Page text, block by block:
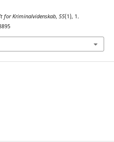
for Kriminalvidenskab, 55(1), 1.